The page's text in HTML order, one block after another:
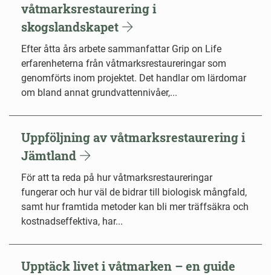
våtmarksrestaurering i
skogslandskapet
Efter åtta års arbete sammanfattar Grip on Life
erfarenheterna från våtmarksrestaureringar som
genomförts inom projektet. Det handlar om lärdomar
om bland annat grundvattennivåer,...
Uppföljning av våtmarksrestaurering i
Jämtland
För att ta reda på hur våtmarksrestaureringar
fungerar och hur väl de bidrar till biologisk mångfald,
samt hur framtida metoder kan bli mer träffsäkra och
kostnadseffektiva, har...
Upptäck livet i våtmarken – en guide